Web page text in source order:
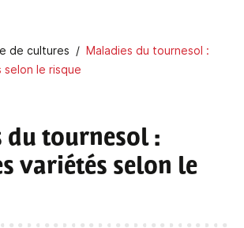
de cultures
Maladies du tournesol :
selon le risque
du tournesol :
variétés selon le